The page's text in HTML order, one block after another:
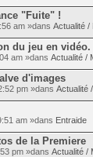
"Fuite" !
am »dans Actualité /
du jeu en vidéo.
am »dans Actualité /
d'images
pm »dans Actualité
am »dans Entraide
de la Premiere
pm »dans Actualité /